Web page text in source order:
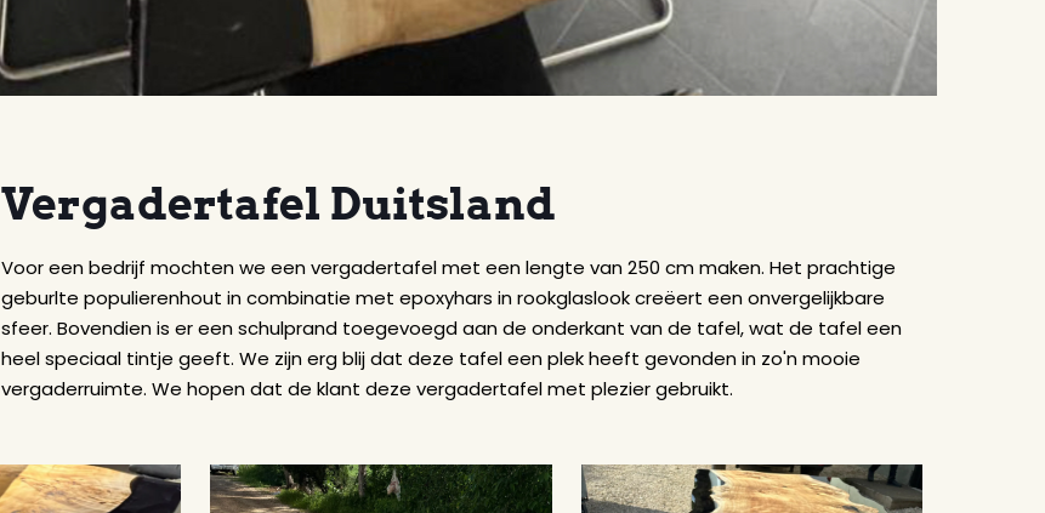
Vergadertafel Duitsland
Voor een bedrijf mochten we een vergadertafel met een lengte van 250 cm maken. Het prachtige
geburlte populierenhout in combinatie met epoxyhars in rookglaslook creëert een onvergelijkbare
sfeer. Bovendien is er een schulprand toegevoegd aan de onderkant van de tafel, wat de tafel een
heel speciaal tintje geeft. We zijn erg blij dat deze tafel een plek heeft gevonden in zo'n mooie
vergaderruimte. We hopen dat de klant deze vergadertafel met plezier gebruikt.